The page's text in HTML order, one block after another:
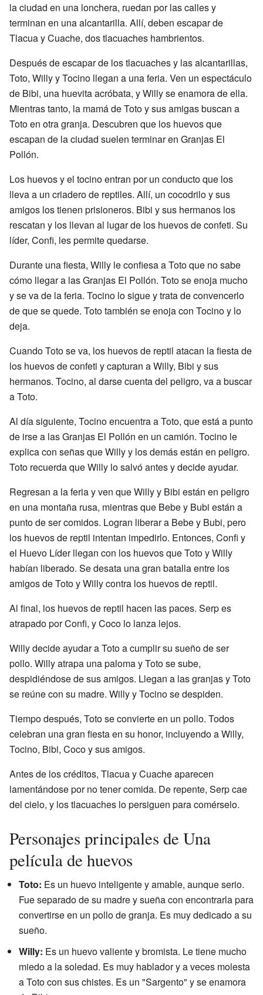
la ciudad en una lonchera, ruedan por las calles y
terminan en una alcantarilla. Allí, deben escapar de
Tlacua y Cuache, dos tlacuaches hambrientos.
Después de escapar de los tlacuaches y las alcantarillas,
Toto, Willy y Tocino llegan a una feria. Ven un espectáculo
de Bibi, una huevita acróbata, y Willy se enamora de ella.
Mientras tanto, la mamá de Toto y sus amigas buscan a
Toto en otra granja. Descubren que los huevos que
escapan de la ciudad suelen terminar en Granjas El
Pollón.
Los huevos y el tocino entran por un conducto que los
lleva a un criadero de reptiles. Allí, un cocodrilo y sus
amigos los tienen prisioneros. Bibi y sus hermanos los
rescatan y los llevan al lugar de los huevos de confeti. Su
líder, Confi, les permite quedarse.
Durante una fiesta, Willy le confiesa a Toto que no sabe
cómo llegar a las Granjas El Pollón. Toto se enoja mucho
y se va de la feria. Tocino lo sigue y trata de convencerlo
de que se quede. Toto también se enoja con Tocino y lo
deja.
Cuando Toto se va, los huevos de reptil atacan la fiesta de
los huevos de confeti y capturan a Willy, Bibi y sus
hermanos. Tocino, al darse cuenta del peligro, va a buscar
a Toto.
Al día siguiente, Tocino encuentra a Toto, que está a punto
de irse a las Granjas El Pollón en un camión. Tocino le
explica con señas que Willy y los demás están en peligro.
Toto recuerda que Willy lo salvó antes y decide ayudar.
Regresan a la feria y ven que Willy y Bibi están en peligro
en una montaña rusa, mientras que Bebe y Bubi están a
punto de ser comidos. Logran liberar a Bebe y Bubi, pero
los huevos de reptil intentan impedirlo. Entonces, Confi y
el Huevo Líder llegan con los huevos que Toto y Willy
habían liberado. Se desata una gran batalla entre los
amigos de Toto y Willy contra los huevos de reptil.
Al final, los huevos de reptil hacen las paces. Serp es
atrapado por Confi, y Coco lo lanza lejos.
Willy decide ayudar a Toto a cumplir su sueño de ser
pollo. Willy atrapa una paloma y Toto se sube,
despidiéndose de sus amigos. Llegan a las granjas y Toto
se reúne con su madre. Willy y Tocino se despiden.
Tiempo después, Toto se convierte en un pollo. Todos
celebran una gran fiesta en su honor, incluyendo a Willy,
Tocino, Bibi, Coco y sus amigos.
Antes de los créditos, Tlacua y Cuache aparecen
lamentándose por no tener comida. De repente, Serp cae
del cielo, y los tlacuaches lo persiguen para comérselo.
Personajes principales de Una
película de huevos
Toto: Es un huevo inteligente y amable, aunque serio.
Fue separado de su madre y sueña con encontrarla para
convertirse en un pollo de granja. Es muy dedicado a su
sueño.
Willy: Es un huevo valiente y bromista. Le tiene mucho
miedo a la soledad. Es muy hablador y a veces molesta
a Toto con sus chistes. Es un "Sargento" y se enamora